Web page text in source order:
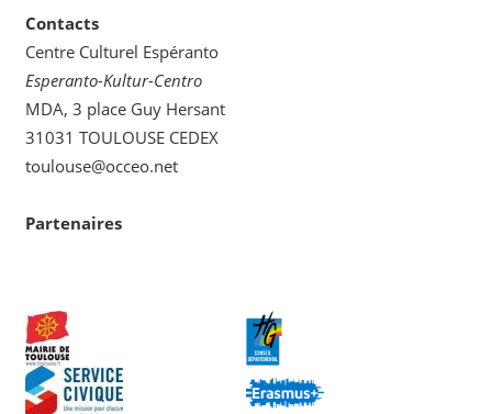
Contacts
Centre Culturel Espéranto
Esperanto-Kultur-Centro
MDA, 3 place Guy Hersant
31031 TOULOUSE CEDEX
toulouse@occeo.net
Partenaires